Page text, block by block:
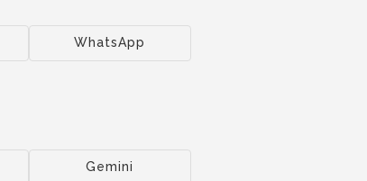
WhatsApp
Gemini